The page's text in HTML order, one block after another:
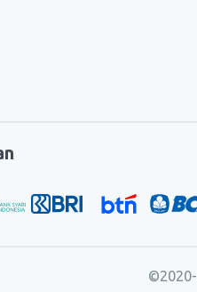
©2020-